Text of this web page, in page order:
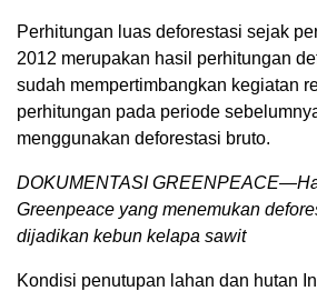
Perhitungan luas deforestasi sejak
2012 merupakan hasil perhitungan
sudah mempertimbangkan kegiatan
perhitungan pada periode
menggunakan deforestasi bruto.
DOKUMENTASI
Greenpeace yang menemukan
dijadikan kebun kelapa sawit
Kondisi penutupan lahan dan hutan